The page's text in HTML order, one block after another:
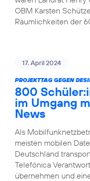
OBM Karsten
Räumlichkeiten der
17. April 2024
PROJEKTTAG GEGEN
800
im Umgang
News
Als
meisten mobilen
Deutschland
Telefónica
übernehmen und